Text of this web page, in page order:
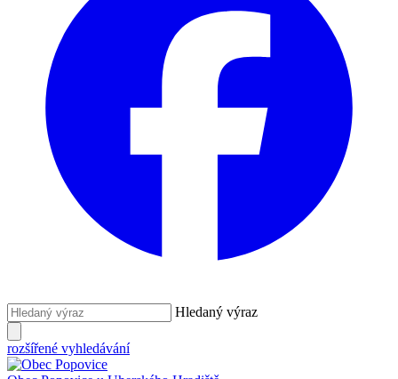
Hledaný výraz
rozšířené vyhledávání